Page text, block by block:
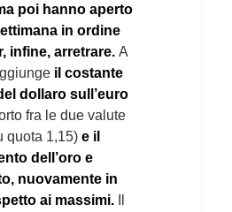
poi hanno aperto
in ordine
infine, arretrare. A
il costante
dollaro sull’euro
fra le due valute
quota 1,15) e il
dell’oro e
nuovamente in
ai massimi.